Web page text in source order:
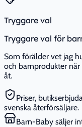
Tryggare val
Tryggare val för
Som förälder vet jag
och barnprodukter
åt.
Priser,
svenska återförsäljare.
Barn-Baby säljer